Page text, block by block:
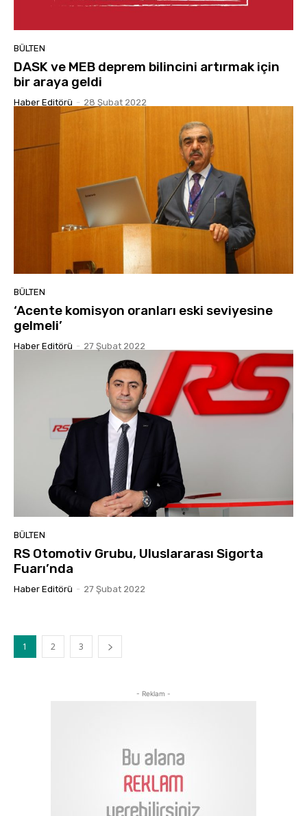
BÜLTEN
DASK ve MEB deprem bilincini artırmak için
bir araya geldi
Haber Editörü - 28 Şubat 2022
BÜLTEN
‘Acente komisyon oranları eski seviyesine
gelmeli’
Haber Editörü - 27 Şubat 2022
BÜLTEN
RS Otomotiv Grubu, Uluslararası Sigorta
Fuarı’nda
Haber Editörü - 27 Şubat 2022
1 2 3
- Reklam -